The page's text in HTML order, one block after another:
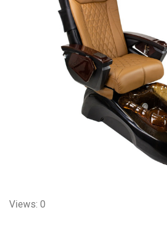
Views: 0